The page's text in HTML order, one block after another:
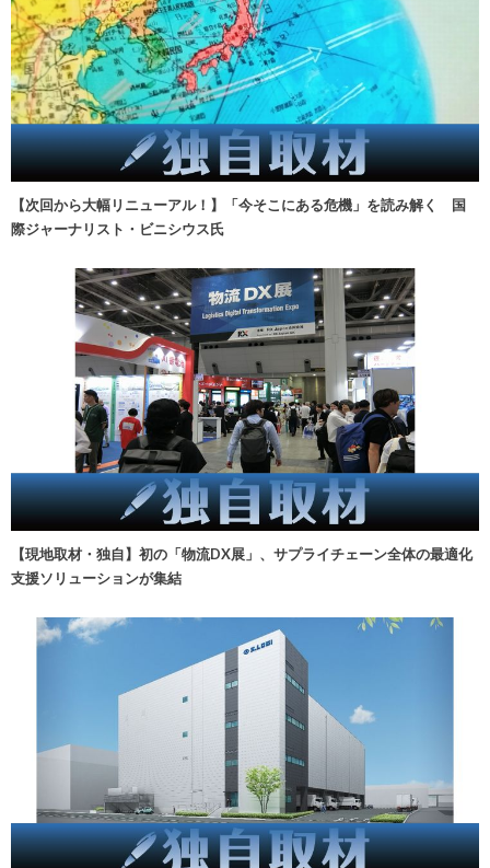
【次回から大幅リニューアル！】「今そこにある危機」を読み解く 国
際ジャーナリスト・ビニシウス氏
【現地取材・独自】初の「物流DX展」、サプライチェーン全体の最適化
支援ソリューションが集結